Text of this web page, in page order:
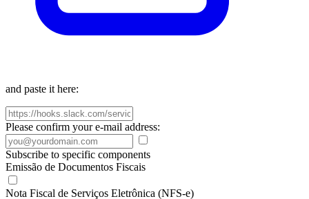
and paste it here:
Please confirm your e-mail address:
Subscribe to specific components
Emissão de Documentos Fiscais
Nota Fiscal de Serviços Eletrônica (NFS-e)